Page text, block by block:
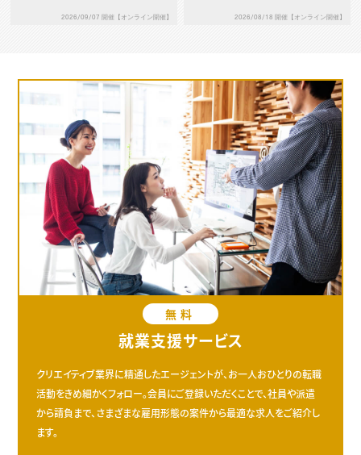
2026/09/07 開催【オンライン開催】 2026/08/18 開催【オンライン開催】
無料
就業支援サービス
クリエイティブ業界に精通したエージェントが、お一人おひとりの転職
活動をきめ細かくフォロー。会員にご登録いただくことで、社員や派遣
から請負まで、さまざまな雇用形態の案件から最適な求人をご紹介し
ます。